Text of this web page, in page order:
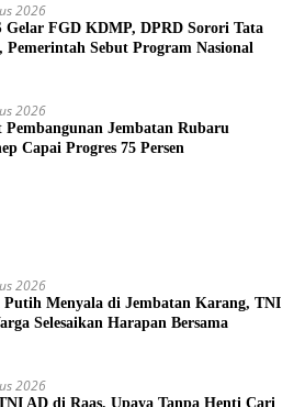
2026
Gelar FGD KDMP, DPRD Sorori Tata
Pemerintah Sebut Program Nasional
2026
Pembangunan Jembatan Rubaru
Capai Progres 75 Persen
2026
Putih Menyala di Jembatan Karang, TNI
Selesaikan Harapan Bersama
2026
AD di Raas, Upaya Tanpa Henti Cari